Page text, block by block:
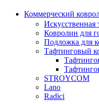
Коммерческий
Искусственная
Ковролин для
Подложка для
Тафтинговый
STROYCOM
Lano
Radici